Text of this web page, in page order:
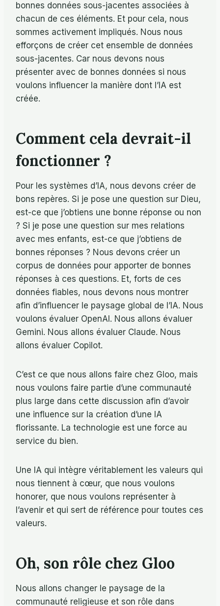
bonnes données sous-jacentes associées à
chacun de ces éléments. Et pour cela, nous
sommes activement impliqués. Nous nous
efforçons de créer cet ensemble de données
sous-jacentes. Car nous devons nous
présenter avec de bonnes données si nous
voulons influencer la manière dont l’IA est
créée.
Comment cela devrait-il
fonctionner ?
Pour les systèmes d’IA, nous devons créer de
bons repères. Si je pose une question sur Dieu,
est-ce que j’obtiens une bonne réponse ou non
? Si je pose une question sur mes relations
avec mes enfants, est-ce que j’obtiens de
bonnes réponses ? Nous devons créer un
corpus de données pour apporter de bonnes
réponses à ces questions. Et, forts de ces
données fiables, nous devons nous montrer
afin d’influencer le paysage global de l’IA. Nous
voulons évaluer OpenAI. Nous allons évaluer
Gemini. Nous allons évaluer Claude. Nous
allons évaluer Copilot.
C’est ce que nous allons faire chez Gloo, mais
nous voulons faire partie d’une communauté
plus large dans cette discussion afin d’avoir
une influence sur la création d’une IA
florissante. La technologie est une force au
service du bien.
Une IA qui intègre véritablement les valeurs qui
nous tiennent à cœur, que nous voulons
honorer, que nous voulons représenter à
l’avenir et qui sert de référence pour toutes ces
valeurs.
Oh, son rôle chez Gloo
Nous allons changer le paysage de la
communauté religieuse et son rôle dans